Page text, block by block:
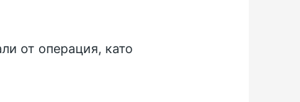
от операция, като